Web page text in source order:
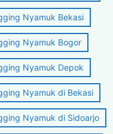
Nyamuk Bekasi
Nyamuk Bogor
Nyamuk Depok
Nyamuk di Bekasi
Nyamuk di Sidoarjo